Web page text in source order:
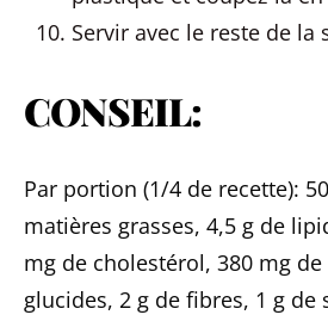
Servir avec le reste de
CONSEIL:
Par portion (1/4 de recette):
matières grasses, 4,5 g de
mg de cholestérol, 380 mg
glucides, 2 g de fibres, 1 g de